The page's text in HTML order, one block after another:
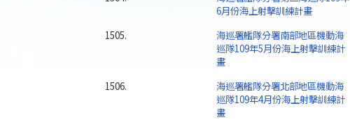
6月份海上射擊訓練計畫
1505.
海巡署艦隊分署南部地區機動海
巡隊109年5月份海上射擊訓練計
畫
1506.
海巡署艦隊分署北部地區機動海
巡隊109年4月份海上射擊訓練計
畫